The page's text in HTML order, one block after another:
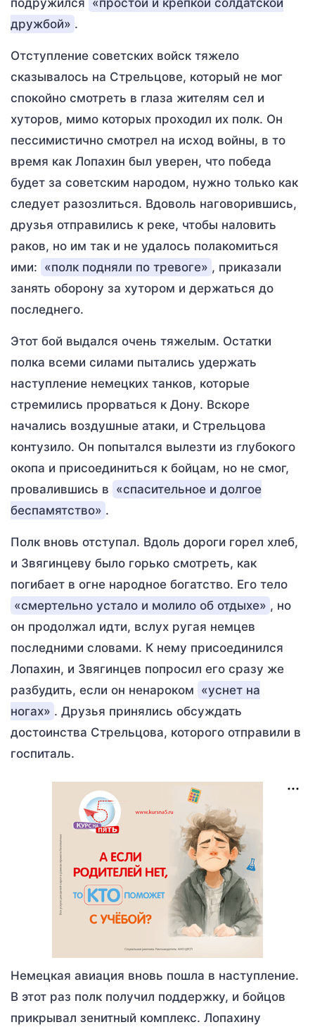
подружился «простой и крепкой солдатской
дружбой» .
Отступление советских войск тяжело
сказывалось на Стрельцове, который не мог
спокойно смотреть в глаза жителям сел и
хуторов, мимо которых проходил их полк. Он
пессимистично смотрел на исход войны, в то
время как Лопахин был уверен, что победа
будет за советским народом, нужно только как
следует разозлиться. Вдоволь наговорившись,
друзья отправились к реке, чтобы наловить
раков, но им так и не удалось полакомиться
ими: «полк подняли по тревоге» , приказали
занять оборону за хутором и держаться до
последнего.
Этот бой выдался очень тяжелым. Остатки
полка всеми силами пытались удержать
наступление немецких танков, которые
стремились прорваться к Дону. Вскоре
начались воздушные атаки, и Стрельцова
контузило. Он попытался вылезти из глубокого
окопа и присоединиться к бойцам, но не смог,
провалившись в «спасительное и долгое
беспамятство» .
Полк вновь отступал. Вдоль дороги горел хлеб,
и Звягинцеву было горько смотреть, как
погибает в огне народное богатство. Его тело
«смертельно устало и молило об отдыхе» , но
он продолжал идти, вслух ругая немцев
последними словами. К нему присоединился
Лопахин, и Звягинцев попросил его сразу же
разбудить, если он ненароком «уснет на
ногах» . Друзья принялись обсуждать
достоинства Стрельцова, которого отправили в
госпиталь.
Немецкая авиация вновь пошла в наступление.
В этот раз полк получил поддержку, и бойцов
прикрывал зенитный комплекс. Лопахину